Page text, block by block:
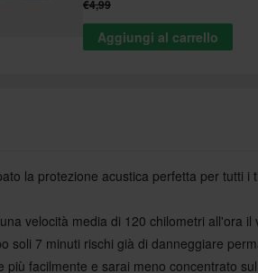
€4,99
Aggiungi al carrello
la protezione acustica perfetta per tutti i
velocità media di 120 chilometri all'ora il
soli 7 minuti rischi già di danneggiare
più facilmente e sarai meno concentrato